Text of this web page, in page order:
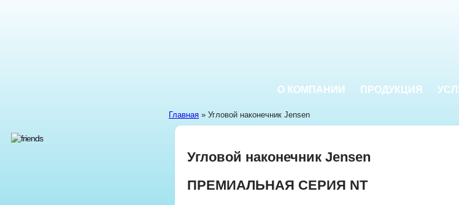
О КОМПАНИИ ПРОДУКЦИЯ
Главная » Угловой наконечник Jensen
Угловой наконечник Jensen
ПРЕМИАЛЬНАЯ СЕРИЯ NT